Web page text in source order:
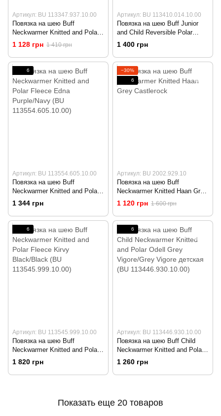
Артикул: BU 113347.937.10.00
Повязка на шею Buff
Neckwarmer Knitted and Polar
Fleece Neper Eleni Grey/Grey
Vigore (BU 113347.937.10.00)
1 128 грн 1 410 грн
Артикул: BU 113410.014.10.00
Повязка на шею Buff Junior
and Child Reversible Polar
Neckwarmer Diamonds
Adventure Cru/Orange (BU
113410.014.10.00)
1 400 грн
6
Артикул: BU 113554.605.10.00
Повязка на шею Buff
Neckwarmer Knitted and Polar
Fleece Edna Purple/Navy (BU
113554.605.10.00)
1 344 грн
−30%
6
Артикул: BU 2002.929.10
Повязка на шею Buff
Neckwarmer Knitted Haan Grey
Castlerock
1 120 грн 1 600 грн
6
Артикул: BU 113545.999.10.00
Повязка на шею Buff
Neckwarmer Knitted and Polar
Fleece Kirvy Black/Black (BU
113545.999.10.00)
1 820 грн
6
Артикул: BU 113446.930.10.00
Повязка на шею Buff Child
Neckwarmer Knitted and Polar
Odell Grey Vigore/Grey Vigore
детская (BU 113446.930.10.00)
1 260 грн
Показать еще 20 товаров